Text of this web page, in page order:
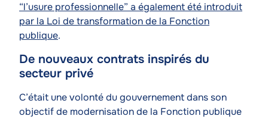
“l’usure professionnelle” a également été introduit
par la Loi de transformation de la Fonction
publique.
De nouveaux contrats inspirés du
secteur privé
Texte
C’était une volonté du gouvernement dans son
objectif de modernisation de la Fonction publique